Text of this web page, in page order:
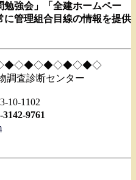
勉強会」「全建ホームペー
管理組合目線の情報を提供
調査診断センター
10-1102
9761